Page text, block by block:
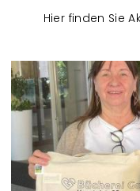
Hier finden Sie
l
o
g